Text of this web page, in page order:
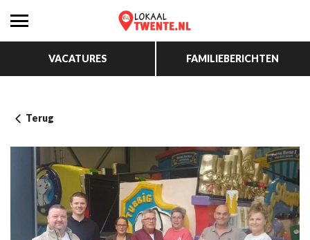
VACATURES FAMILIEBERICHTEN
Terug